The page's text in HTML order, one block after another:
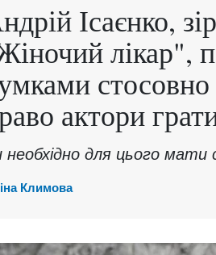
Ісаєнко,
лікар",
актори
необхідно для цього мати
Климова